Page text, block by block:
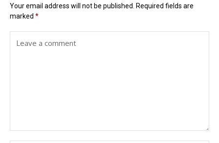
Your email address will not be published.
Required fields are
marked *